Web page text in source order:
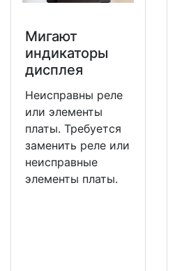
Мигают
индикаторы
дисплея
Неисправны реле
или элементы
платы. Требуется
заменить реле или
неисправные
элементы платы.